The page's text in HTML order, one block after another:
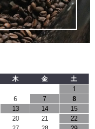
木 金
土
1
6 7
8
13 14
15
20 21
22